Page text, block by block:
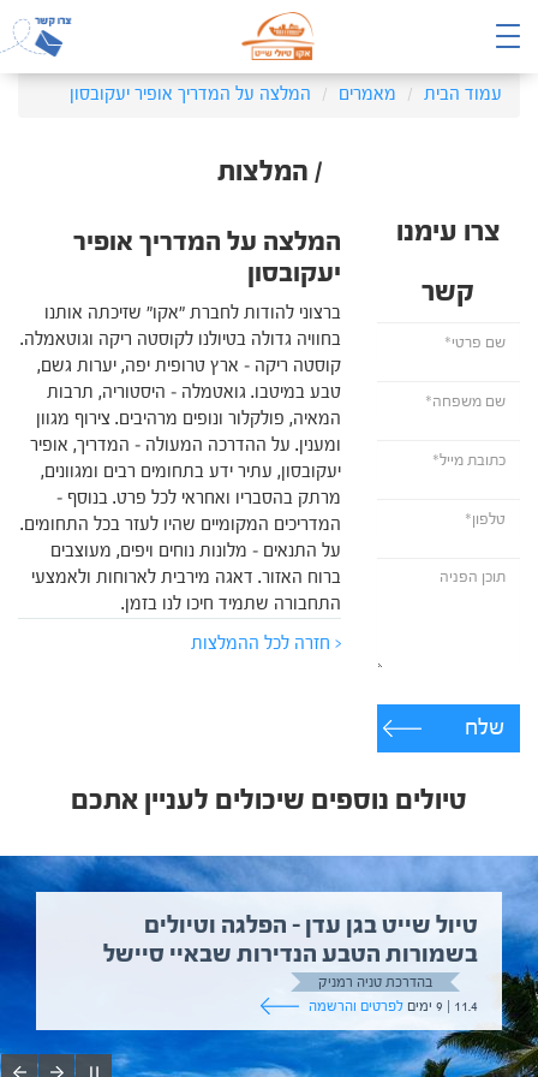
עמוד הבית מאמרים המלצה על המדריך אופיר יעקובסון
/ המלצות
צרו עימנו
קשר
שלח
המלצה על המדריך אופיר
יעקובסון
ברצוני להודות לחברת "אקו" שזיכתה אותנו
בחוויה גדולה בטיולנו לקוסטה ריקה וגוטאמלה.
קוסטה ריקה – ארץ טרופית יפה, יערות גשם,
טבע במיטבו. גואטמלה – היסטוריה, תרבות
המאיה, פולקלור ונופים מרהיבים. צירוף מגוון
ומענין. על ההדרכה המעולה – המדריך, אופיר
יעקובסון, עתיר ידע בתחומים רבים ומגוונים,
מרתק בהסבריו ואחראי לכל פרט. בנוסף –
המדריכים המקומיים שהיו לעזר בכל התחומים.
על התנאים – מלונות נוחים ויפים, מעוצבים
ברוח האזור. דאגה מירבית לארוחות ולאמצעי
התחבורה שתמיד חיכו לנו בזמן.
< חזרה לכל ההמלצות
טיולים נוספים שיכולים לעניין אתכם
טיול שייט בגן עדן – הפלגה וטיולים
בשמורות הטבע הנדירות שבאיי סיישל
בהדרכת טניה רמניק
11.4 | 9 ימים
לפרטים והרשמה